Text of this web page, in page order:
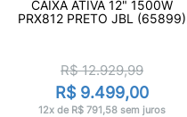
CAIXA ATIVA 12" 1500W
PRX812 PRETO JBL (65899)
R$ 12.929,99
R$ 9.499,00
12x de R$ 791,58 sem juros